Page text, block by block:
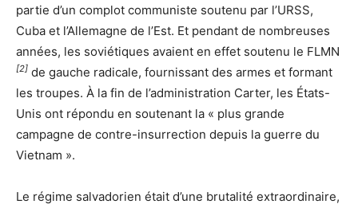
partie d’un complot communiste soutenu par l’URSS,
Cuba et l’Allemagne de l’Est. Et pendant de nombreuses
années, les soviétiques avaient en effet soutenu le FLMN
[2] de gauche radicale, fournissant des armes et formant
les troupes. À la fin de l’administration Carter, les États-
Unis ont répondu en soutenant la « plus grande
campagne de contre-insurrection depuis la guerre du
Vietnam ».
Le régime salvadorien était d’une brutalité extraordinaire,